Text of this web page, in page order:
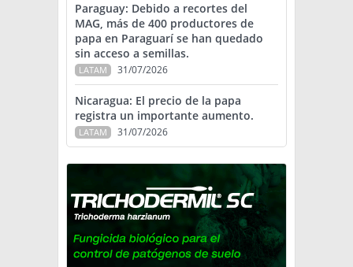
Paraguay: Debido a recortes del
MAG, más de 400 productores de
papa en Paraguarí se han quedado
sin acceso a semillas.
LATAM 31/07/2026
Nicaragua: El precio de la papa
registra un importante aumento.
LATAM 31/07/2026